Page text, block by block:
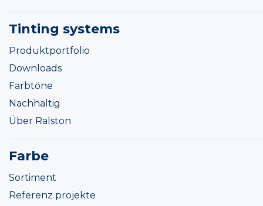
Tinting systems
Produktportfolio
Downloads
Farbtöne
Nachhaltig
Über Ralston
Farbe
Sortiment
Referenz projekte